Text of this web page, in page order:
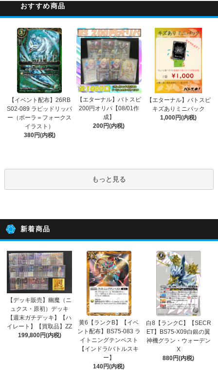
おすすめ商品
【イベント配布】26RB
S02-089 ラピッドリッパ
ー（ポーラ＝フォークス
イラスト）
380円(内税)
【エターナル】バトスピ
200円オリパ【08/01作
成】
200円(内税)
【エターナル】バトスピ
キズありミニパック
1,000円(内税)
もっと見る
新着商品
【デッキ販売】幽魔（ニ
ュクス・原初）デッキ
【週末ガチデッキ】【ハ
イレート】【買取品】ZZ
199,800円(内税)
黄6【ランクB】【イベ
ント配布】BS75-083 ラ
イトニングテンペスト
【インドラ/バトルスキ
ー】
140円(内税)
白8【ランクC】【SECR
ET】BS75-X09白銀の翼
神機グラン・ウォーデン
X
880円(内税)